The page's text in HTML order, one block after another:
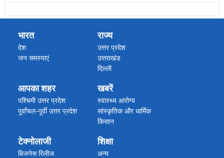
भारत
देश
जन समस्याएं
राज्य
उत्तर प्रदेश
उत्तराखंड
दिल्ली
मध्य प्रदेश
महाराष्ट्र गोवा
राजस्थान
बिहार झारखंड
असम हिमाचल प्रदेश
अन्य राज्य
आपका शहर
पश्चिमी उत्तर प्रदेश
पूर्वांचल-पूर्वी उत्तर प्रदेश
खबरें
स्वास्थ्य आरोग्य
सांस्कृतिक और धार्मिक
किसान
कारोबार
ब्रेकिंग न्यूज
टेक्नोलाजी
बिजनेस रिलीज
शिक्षा
अन्य